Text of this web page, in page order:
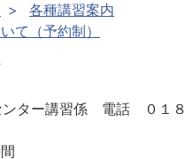
各種講習案内
て（予約制）
ー講習係 電話 ０１８